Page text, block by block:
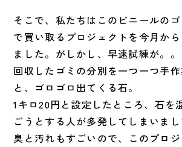
そこで、 私たちはこのビニールの
で買い取るプロジェク トを今月か
ました。がしかし、早速試練が。。
回収したゴミの分別を一つ一つ手
と、 ゴロゴロ出てくる石。
1キロ20円と設定したところ、 石を
ごうとする人が多発してしまいま
臭と汚れもすごいので、
このプロ